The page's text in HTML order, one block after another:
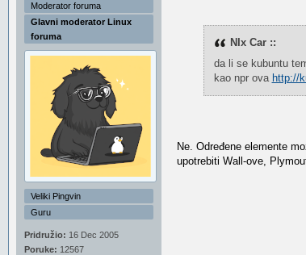
Moderator foruma
Glavni moderator Linux
foruma
Veliki Pingvin
Guru
Pridružio: 16 Dec 2005
Poruke: 12567
NIx Car ::
da li se kubuntu
kao npr ova http://
Ne. Određene elemente
upotrebiti Wall-ove,